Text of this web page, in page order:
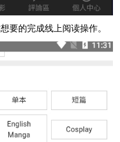
要的完成线上阅读操作。